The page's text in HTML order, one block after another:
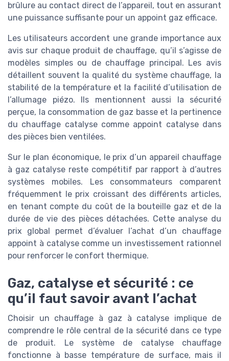
brûlure au contact direct de l’appareil, tout en assurant
une puissance suffisante pour un appoint gaz efficace.
Les utilisateurs accordent une grande importance aux
avis sur chaque produit de chauffage, qu’il s’agisse de
modèles simples ou de chauffage principal. Les avis
détaillent souvent la qualité du système chauffage, la
stabilité de la température et la facilité d’utilisation de
l’allumage piézo. Ils mentionnent aussi la sécurité
perçue, la consommation de gaz basse et la pertinence
du chauffage catalyse comme appoint catalyse dans
des pièces bien ventilées.
Sur le plan économique, le prix d’un appareil chauffage
à gaz catalyse reste compétitif par rapport à d’autres
systèmes mobiles. Les consommateurs comparent
fréquemment le prix croissant des différents articles,
en tenant compte du coût de la bouteille gaz et de la
durée de vie des pièces détachées. Cette analyse du
prix global permet d’évaluer l’achat d’un chauffage
appoint à catalyse comme un investissement rationnel
pour renforcer le confort thermique.
Gaz, catalyse et sécurité : ce
qu’il faut savoir avant l’achat
Choisir un chauffage à gaz à catalyse implique de
comprendre le rôle central de la sécurité dans ce type
de produit. Le système de catalyse chauffage
fonctionne à basse température de surface, mais il